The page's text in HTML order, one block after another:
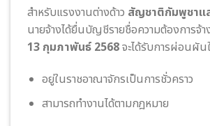
สำหรับแรงงานต่างด้าว สัญชาติกัมพูชาแ
นายจ้างได้ยื่นบัญชีรายชื่อความต้องการจ้
13 กุมภาพันธ์ 2568จะได้รับการผ่อนผัน
อยู่ในราชอาณาจักรเป็นการชั่วคราว
สามารถทำงานได้ตามกฎหมาย